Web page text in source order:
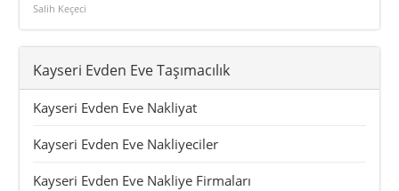
Salih Keçeci
Kayseri Evden Eve Taşımacılık
Kayseri Evden Eve Nakliyat
Kayseri Evden Eve Nakliyeciler
Kayseri Evden Eve Nakliye Firmaları